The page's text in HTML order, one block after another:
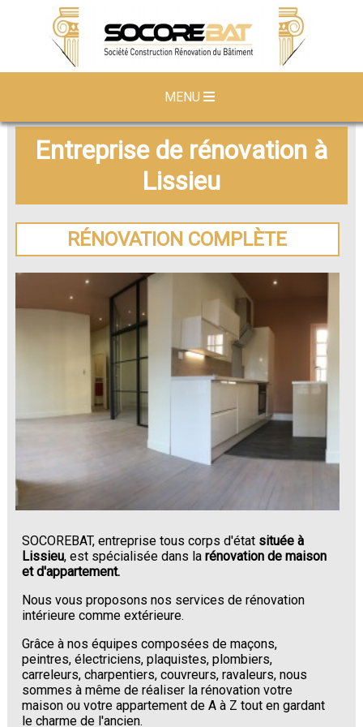
MENU
Entreprise de rénovation à
Lissieu
RÉNOVATION COMPLÈTE
SOCOREBAT, entreprise tous corps d'état située à
Lissieu, est spécialisée dans larénovation de maison
et d'appartement.
Nous vous proposons nos services de rénovation
intérieure comme extérieure.
Grâce à nos équipes composées de maçons,
peintres, électriciens, plaquistes, plombiers,
carreleurs, charpentiers, couvreurs, ravaleurs, nous
sommes à même de réaliser la rénovation votre
maison ou votre appartement de A à Z tout en gardant
le charme de l'ancien.